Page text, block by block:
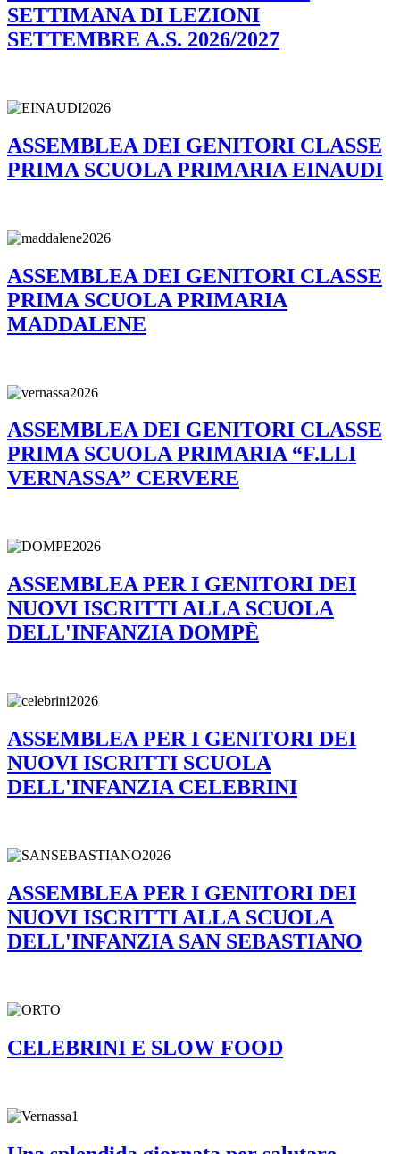
SETTIMANA DI LEZIONI
SETTEMBRE A.S. 2026/2027
ASSEMBLEA DEI GENITORI CLASSE
PRIMA SCUOLA PRIMARIA EINAUDI
ASSEMBLEA DEI GENITORI CLASSE
PRIMA SCUOLA PRIMARIA
MADDALENE
ASSEMBLEA DEI GENITORI CLASSE
PRIMA SCUOLA PRIMARIA “F.LLI
VERNASSA” CERVERE
ASSEMBLEA PER I GENITORI DEI
NUOVI ISCRITTI ALLA SCUOLA
DELL'INFANZIA DOMPÈ
ASSEMBLEA PER I GENITORI DEI
NUOVI ISCRITTI SCUOLA
DELL'INFANZIA CELEBRINI
ASSEMBLEA PER I GENITORI DEI
NUOVI ISCRITTI ALLA SCUOLA
DELL'INFANZIA SAN SEBASTIANO
CELEBRINI E SLOW FOOD